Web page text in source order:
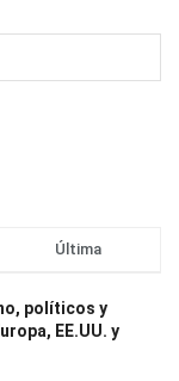
Última
políticos y
EE.UU. y